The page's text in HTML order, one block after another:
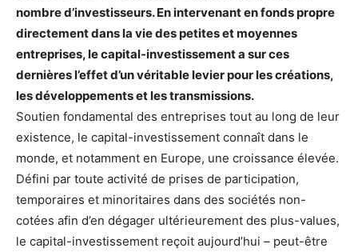
nombre d’investisseurs. En intervenant en fonds propre
directement dans la vie des petites et moyennes
entreprises, le capital-investissement a sur ces
dernières l’effet d’un véritable levier pour les créations,
les développements et les transmissions.
Soutien fondamental des entreprises tout au long de leur
existence, le capital-investissement connaît dans le
monde, et notamment en Europe, une croissance élevée.
Défini par toute activité de prises de participation,
temporaires et minoritaires dans des sociétés non-
cotées afin d’en dégager ultérieurement des plus-values,
le capital-investissement reçoit aujourd’hui – peut-être